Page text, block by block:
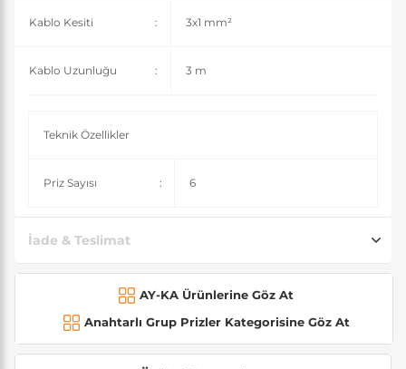
Kablo Kesiti : 3x1 mm²
Kablo Uzunluğu : 3 m
Teknik Özellikler
Priz Sayısı : 6
İade & Teslimat
AY-KA Ürünlerine Göz At
Anahtarlı Grup Prizler Kategorisine Göz At